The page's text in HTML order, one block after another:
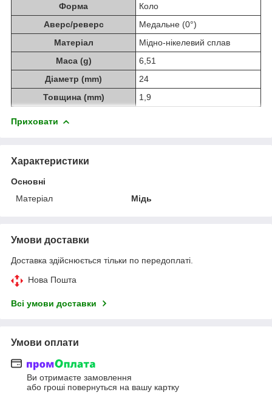
Форма
Коло
Аверс/реверс
Медальне (0°)
Матеріал
Мідно-нікелевий сплав
Маса (g)
6,51
Діаметр (mm)
24
Товщина (mm)
1,9
Приховати
Характеристики
Основні
Матеріал
Мідь
Умови доставки
Доставка здійснюється тільки по передоплаті.
Нова Пошта
Всі умови доставки
Умови оплати
Ви отримаєте замовлення
або гроші повернуться на вашу картку